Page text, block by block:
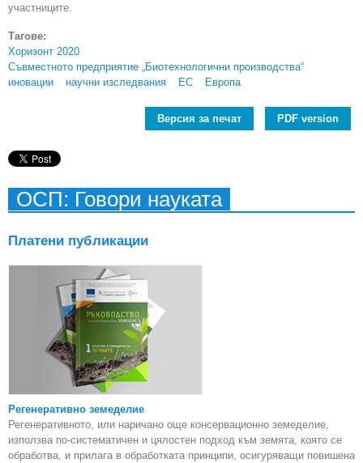
участниците.
Тагове:
Хоризонт 2020
Съвместното предприятие „Биотехнологични производства“
иновации
научни изследвания ЕС Европа
Версия за печат PDF version
ОСП: Говори науката
Платени публикации
Регенеративно земеделие
Регенеративното, или наричано още консервационно земеделие,
използва по-систематичен и цялостен подход към земята, която се
обработва, и прилага в обработката принципи, осигуряващи повишена